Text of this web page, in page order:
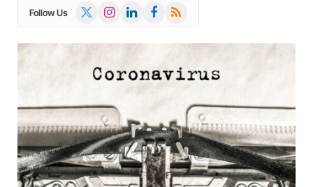
Follow Us InstagramLinkedInFacebook
RSS